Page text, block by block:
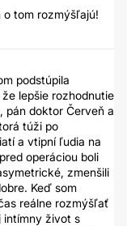
tom rozmýšľajú!
podstúpila
lepšie rozhodnutie
pán doktor Červeň a
túži po
a vtipní ľudia na
operáciou boli
zmenšili
Keď som
reálne rozmýšľať
intímny život s